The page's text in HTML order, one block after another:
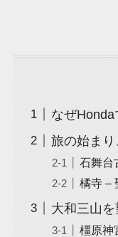
なぜ
旅の始ま
石舞台
橘寺 –
大和三山
橿原神